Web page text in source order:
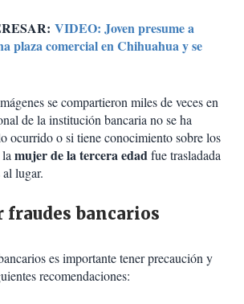
VIDEO: Joven presume a
plaza comercial en Chihuahua y se
se compartieron miles de veces en
de la institución bancaria no se ha
ocurrido o si tiene conocimiento sobre los
mujer de la tercera edadfue trasladada
lugar.
fraudes bancarios
es importante tener precaución y
recomendaciones: